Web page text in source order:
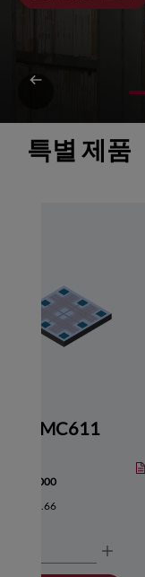
특별 제품
HMC611
보유: 1,000
US$418.66